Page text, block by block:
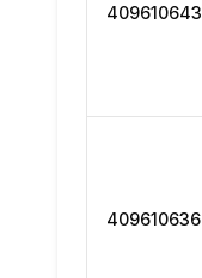
409610643
409610636